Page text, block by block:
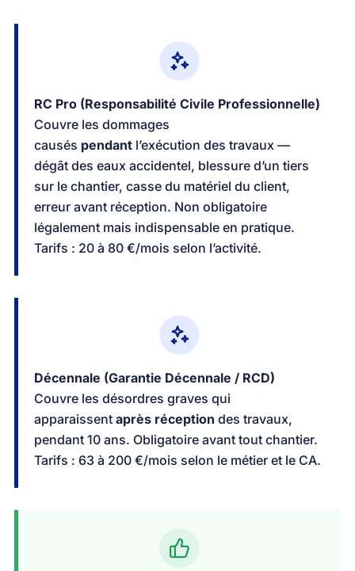
RC Pro (Responsabilité Civile Professionnelle)
Couvre les dommages
causés pendant l’exécution des travaux —
dégât des eaux accidentel, blessure d’un tiers
sur le chantier, casse du matériel du client,
erreur avant réception. Non obligatoire
légalement mais indispensable en pratique.
Tarifs : 20 à 80 €/mois selon l’activité.
Décennale (Garantie Décennale / RCD)
Couvre les désordres graves qui
apparaissent après réception des travaux,
pendant 10 ans. Obligatoire avant tout chantier.
Tarifs : 63 à 200 €/mois selon le métier et le CA.